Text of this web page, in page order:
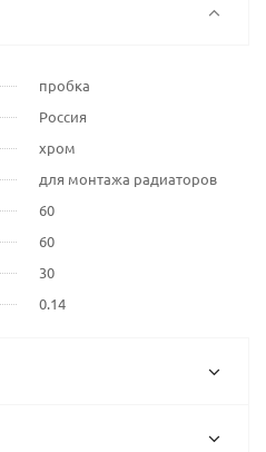
пробка
Россия
хром
для монтажа радиаторов
60
60
30
0.14